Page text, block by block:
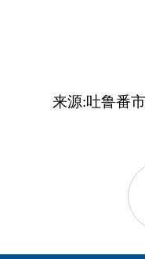
来源:吐鲁番